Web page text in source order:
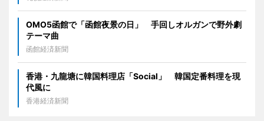
OMO5函館で「函館夜景の日」 手回しオルガンで野外劇
テーマ曲
函館経済新聞
香港・九龍塘に韓国料理店「Social」 韓国定番料理を現
代風に
香港経済新聞